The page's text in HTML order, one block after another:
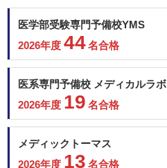
医学部受験専門予備校YMS
2026年度 44名合格
医系専門予備校 メディカルラボ
2026年度 19 名合格
メディックトーマス
2026年度 13 名合格